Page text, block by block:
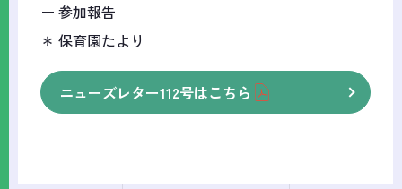
ー 参加報告
＊ 保育園たより
ニューズレター112号はこちら